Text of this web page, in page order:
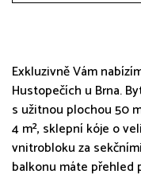
Exkluzivně Vám
Hustopečích u Brna.
s užitnou plochou 50
4 m², sklepní kóje o
vnitrobloku za
balkonu máte přehled